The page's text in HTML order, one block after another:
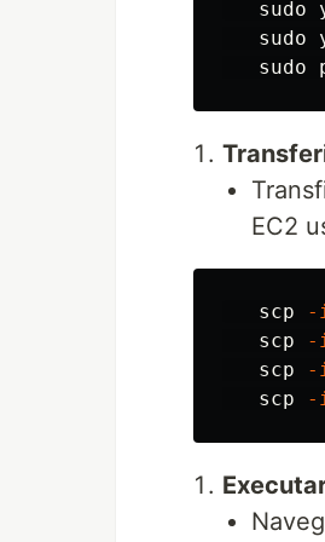
sudo
sudo
sudo
EC2
   scp
   scp
   scp
   scp